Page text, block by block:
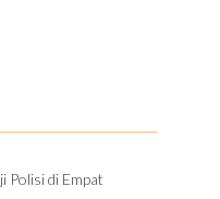
Polisi di Empat